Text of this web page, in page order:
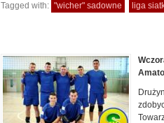
Tagged with: "wicher" sadowne liga